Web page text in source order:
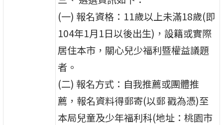
(一) 報名資格：11歲以上未滿18歲(即
104年1月1日以後出生)，設籍或實際
居住本市，關心兒少福利暨權益議題
者。
(二) 報名方式：自我推薦或團體推
薦，報名資料得郵寄(以郵 戳為憑)至
本局兒童及少年福利科(地址：桃園市